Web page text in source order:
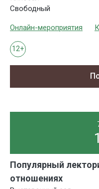
Свободный
Онлайн-мероприятия
12+
Популярный
отношениях